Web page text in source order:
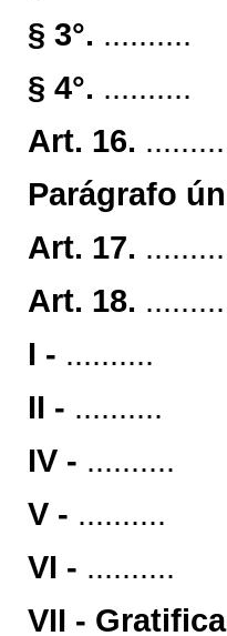
§ 3°. ..........
§ 4°. ..........
Art. 16.
Parágrafo
Art. 17.
Art. 18.
I - ..........
II - ..........
IV - ..........
V - ..........
VI - ..........
VII -